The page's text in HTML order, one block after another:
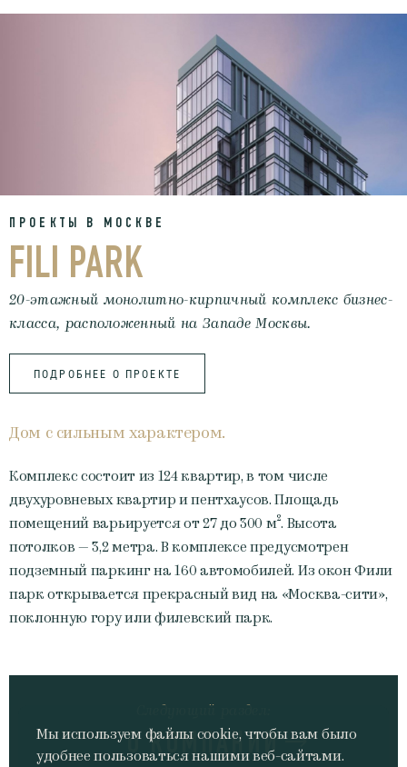
ПРОЕКТЫ В МОСКВЕ
FILI PARK
20-этажный монолитно-кирпичный комплекс бизнес-
класса, расположенный на Западе Москвы.
ПОДРОБНЕЕ О ПРОЕКТЕ
Дом с сильным характером.
Комплекс состоит из 124 квартир, в том числе
двухуровневых квартир и пентхаусов. Площадь
помещений варьируется от 27 до 300 м². Высота
потолков — 3,2 метра. В комплексе предусмотрен
подземный паркинг на 160 автомобилей. Из окон Фили
парк открывается прекрасный вид на «Москва-сити»,
поклонную гору или филевский парк.
Следующий раздел:
О КОМПАНИИ
Мы используем файлы cookie, чтобы вам было
удобнее пользоваться нашими веб-сайтами.